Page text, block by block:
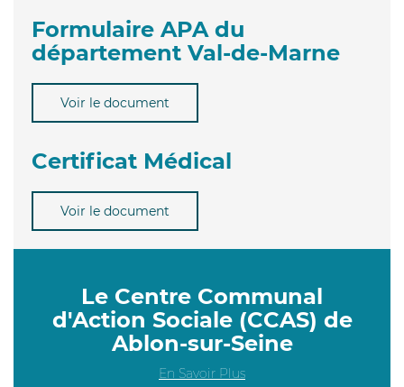
Formulaire APA du
département Val-de-Marne
Voir le document
Certificat Médical
Voir le document
Le Centre Communal
d'Action Sociale (CCAS) de
Ablon-sur-Seine
En Savoir Plus